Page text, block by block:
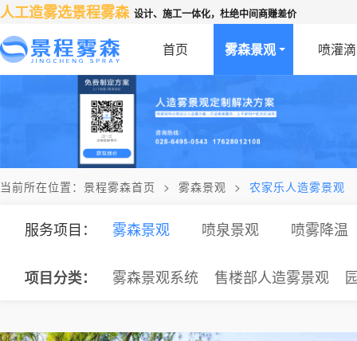
人工造雾选景程雾森 设计、施工一体化，杜绝中间商赚差价
首页 雾森景观 喷灌
当前所在位置： 景程雾森首页 > 雾森景观 > 农家乐人造雾景观
服务项目： 雾森景观
项目分类： 雾森景观系统 售楼部人造雾景观
喷泉景观
项目分类：
喷雾降温
项目分类：
项目分类：
项目分类：
项目分类：